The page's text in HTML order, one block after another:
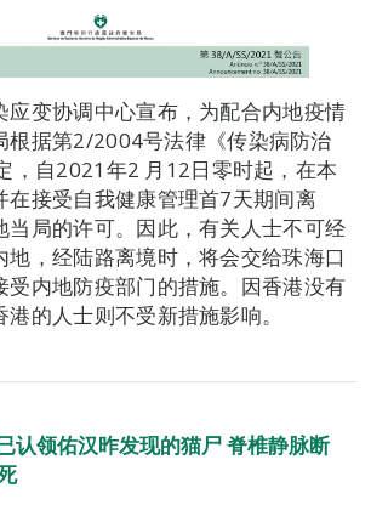
应变协调中心宣布，为配合内地疫情
根据第2/2004号法律《传染病防治
，自2021年2 月12日零时起，在本
在接受自我健康管理首7天期间离
当局的许可。因此，有关人士不可经
地，经陆路离境时，将会交给珠海口
受内地防疫部门的措施。因香港没有
的人士则不受新措施影响。
认领佑汉昨发现的猫尸 脊椎静脉断